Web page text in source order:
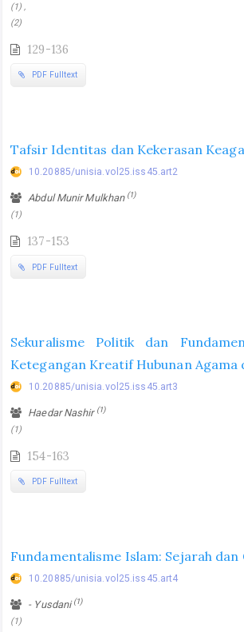
(1) ,
(2)
129-136
PDF Fulltext
Tafsir Identitas dan Kekerasan
10.20885/unisia.vol25.iss45.art2
Abdul Munir Mulkhan (1)
(1)
137-153
PDF Fulltext
Sekuralisme Politik dan
Ketegangan Kreatif Hubunan Agama
10.20885/unisia.vol25.iss45.art3
Haedar Nashir (1)
(1)
154-163
PDF Fulltext
Fundamentalisme Islam: Sejarah dan
10.20885/unisia.vol25.iss45.art4
- Yusdani(1)
(1)